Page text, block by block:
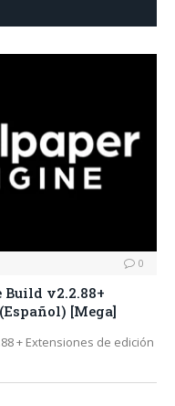
0
v2.2.88+
[Mega]
+ Extensiones de edición